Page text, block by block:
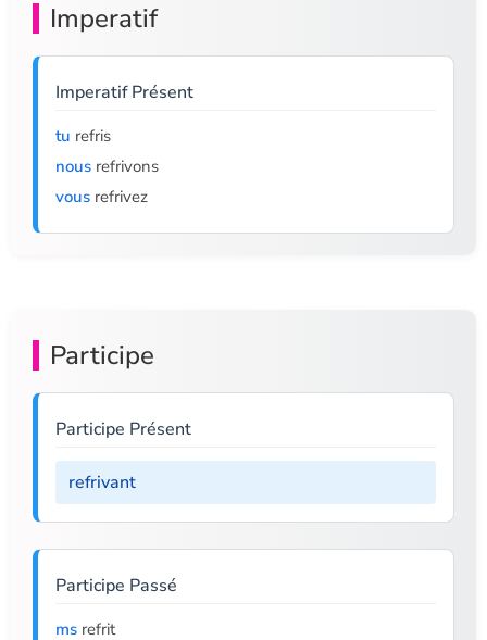
Imperatif
Imperatif Présent
tu refris
nous refrivons
vous refrivez
Participe
Participe Présent
refrivant
Participe Passé
ms refrit